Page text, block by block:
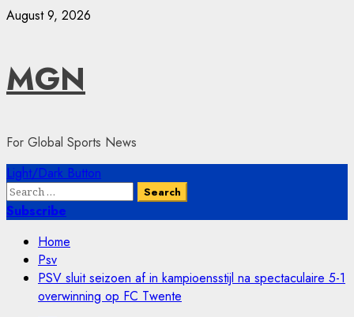
Skip
August 9, 2026
MGN
For Global Sports News
Primary
Menu
Light/Dark Button
Search
for:
Subscribe
Home
Psv
PSV sluit seizoen af in kampioensstijl na spectaculaire 5-1
overwinning op FC Twente